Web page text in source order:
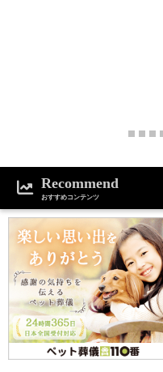
Recommend
おすすめコンテンツ